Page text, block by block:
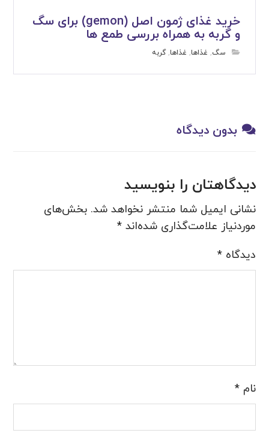
خرید غذای ژمون اصل (gemon) برای سگ
و گربه به همراه بررسی طمع ها
سگ, غذاها, غذاها,گربه
بدون دیدگاه
دیدگاهتان را بنویسید
نشانی ایمیل شما منتشر نخواهد شد. بخش‌های
موردنیاز علامت‌گذاری شده‌اند*
دیدگاه*
نام*